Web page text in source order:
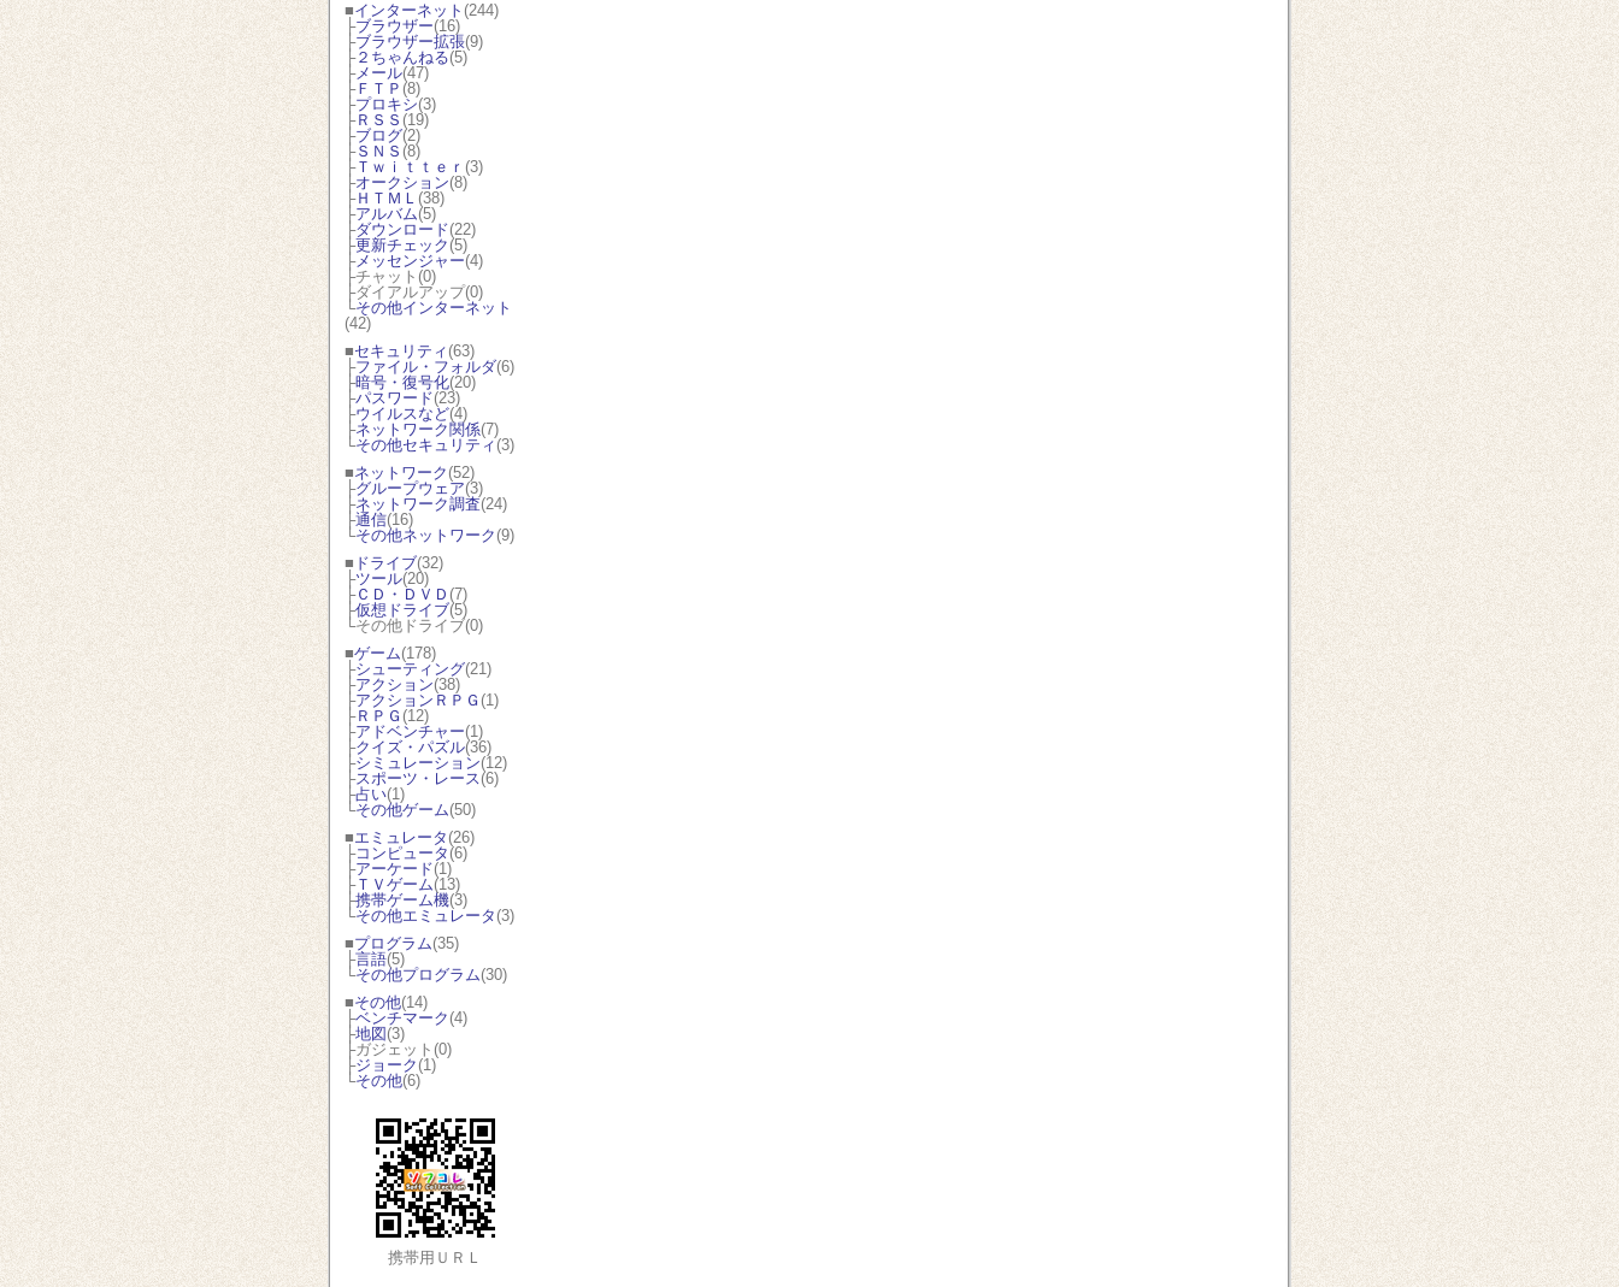
■インターネット (244)
├ブラウザー(16)
├ブラウザー拡張(9)
├２ちゃんねる(5)
├メール(47)
├ＦＴＰ (8)
├プロキシ(3)
├ＲＳＳ (19)
├ブログ(2)
├ＳＮＳ (8)
├Ｔｗｉｔｔｅｒ (3)
├オークション(8)
├ＨＴＭＬ (38)
├アルバム(5)
├ダウンロード(22)
├更新チェック (5)
├メッセンジャー(4)
├チャット(0)
├ダイアルアップ(0)
└その他インターネット
(42)
■セキュリティ (63)
├ファイル・フォルダ(6)
├暗号・復号化(20)
├パスワード(23)
├ウイルスなど(4)
├ネットワーク関係(7)
└その他セキュリティ (3)
■ネットワーク (52)
├グループウェア(3)
├ネットワーク調査(24)
├通信(16)
└その他ネットワーク (9)
■ ドライブ(32)
├ツール(20)
├ＣＤ・ＤＶＤ (7)
├仮想ドライブ(5)
└その他ドライブ(0)
■ゲーム(178)
├シューティング(21)
├アクション(38)
├アクションＲＰＧ (1)
├ＲＰＧ (12)
├アドベンチャー(1)
├クイズ・パズル(36)
├シミュレーション(12)
├スポーツ・レース(6)
├占い(1)
└その他ゲーム(50)
■エミュレータ (26)
├コンピュータ (6)
├アーケード(1)
├ＴＶゲーム(13)
├携帯ゲーム機(3)
└その他エミュレータ (3)
■プログラム(35)
├言語(5)
└その他プログラム(30)
■その他(14)
├ベンチマーク (4)
├地図 (3)
├ガジェット(0)
├ジョーク (1)
└その他(6)
携帯用ＵＲＬ